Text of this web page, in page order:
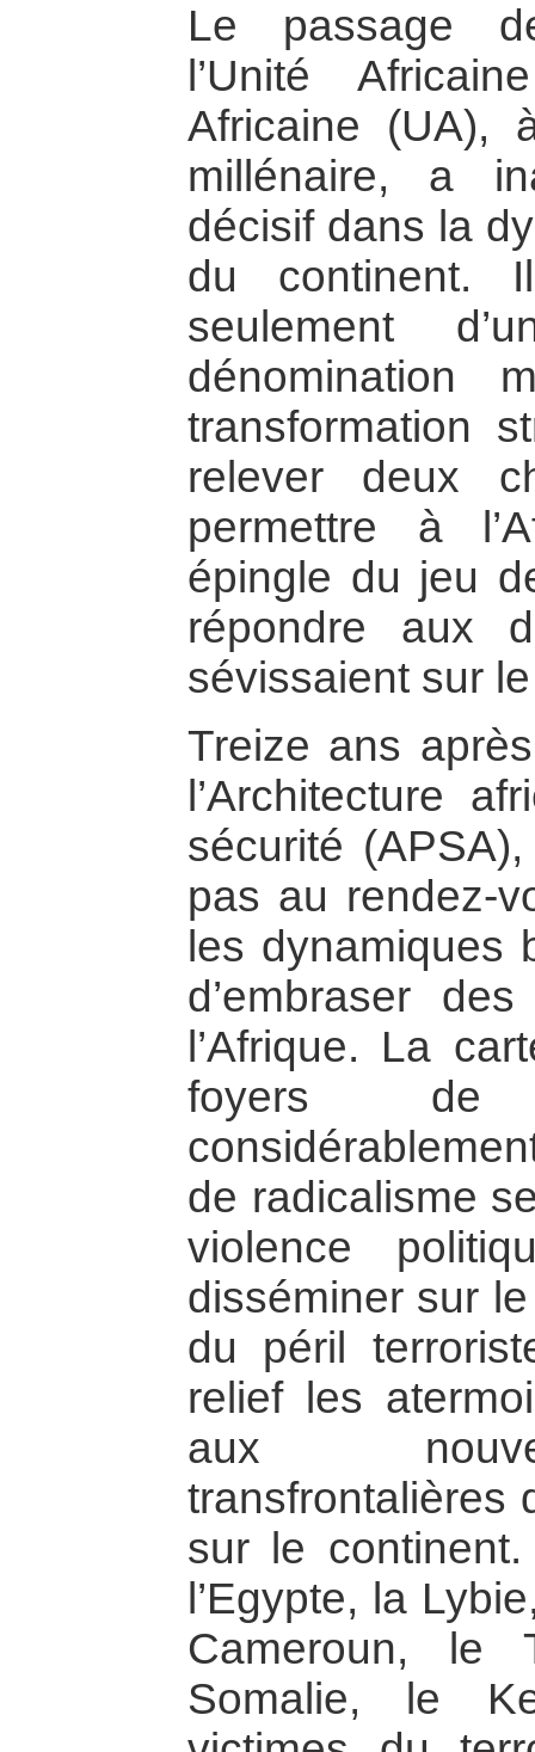
Le passage
l’Unité
Africaine (UA),
millénaire, a
décisif dans la
du continent.
seulement
dénomination
transformation
relever deux
permettre à
épingle du jeu
répondre aux
sévissaient sur
Treize ans
l’Architecture
sécurité
pas au rendez-
les dynamiques
d’embraser
l’Afrique. La
foyers de
de radicalisme
violence
disséminer sur
du péril
relief les
aux
transfrontalières
sur le continent.
l’Egypte, la
Cameroun, le
Somalie, le